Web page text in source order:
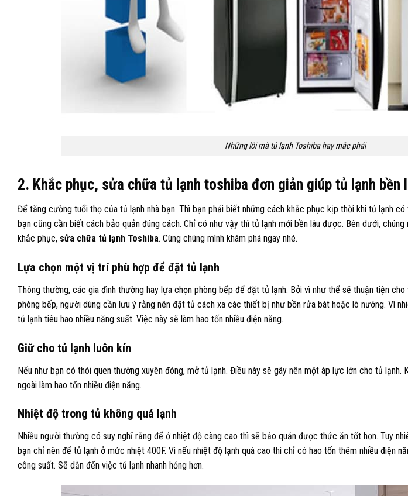
Những lỗi mà tủ lạnh Toshiba hay mắc phải
2. Khắc phục, sửa chữa tủ lạnh toshiba đơn giản giúp tủ lạnh bền
Để tăng cường tuổi thọ của tủ lạnh nhà bạn. Thì bạn phải biết những cách khắc phục kịp thời khi tủ lạnh
bạn cũng cần biết cách bảo quản đúng cách. Chỉ có như vậy thì tủ lạnh mới bền lâu được. Bên dưới,
khắc phục, sửa chữa tủ lạnh Toshiba. Cùng chúng mình khám phá ngay nhé.
Lựa chọn một vị trí phù hợp để đặt tủ lạnh
Thông thường, các gia đình thường hay lựa chọn phòng bếp để đặt tủ lạnh. Bởi vì như thể sẽ thuận tiện
phòng bếp, người dùng cần lưu ý rằng nên đặt tủ cách xa các thiết bị như bồn rửa bát hoặc lò nướng. Vì
tủ lạnh tiêu hao nhiều năng suất. Việc này sẽ làm hao tốn nhiều điện năng.
Giữ cho tủ lạnh luôn kín
Nếu như bạn có thói quen thường xuyên đóng, mở tủ lạnh. Điều này sẽ gây nên một áp lực lớn cho tủ lạnh.
ngoài làm hao tốn nhiều điện năng.
Nhiệt độ trong tủ không quá lạnh
Nhiều người thường có suy nghĩ rằng để ở nhiệt độ càng cao thì sẽ bảo quản được thức ăn tốt hơn. Tuy
bạn chỉ nên để tủ lạnh ở mức nhiệt 400 F. Vì nếu nhiệt độ lạnh quá cao thì chỉ có hao tốn thêm nhiều điện
công suất. Sẽ dẫn đến việc tủ lạnh nhanh hỏng hơn.